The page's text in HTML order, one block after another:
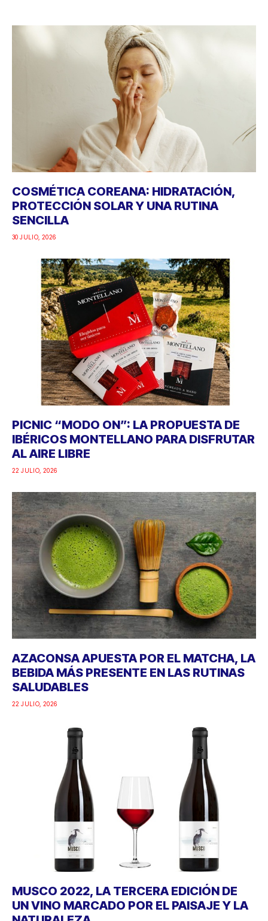
COSMÉTICA COREANA: HIDRATACIÓN,
PROTECCIÓN SOLAR Y UNA RUTINA
SENCILLA
30 JULIO, 2026
PICNIC “MODO ON”: LA PROPUESTA DE
IBÉRICOS MONTELLANO PARA DISFRUTAR
AL AIRE LIBRE
22 JULIO, 2026
AZACONSA APUESTA POR EL MATCHA, LA
BEBIDA MÁS PRESENTE EN LAS RUTINAS
SALUDABLES
22 JULIO, 2026
MUSCO 2022, LA TERCERA EDICIÓN DE
UN VINO MARCADO POR EL PAISAJE Y LA